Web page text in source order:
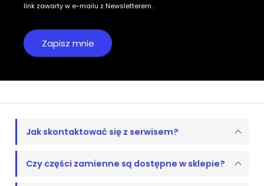
link zawarty w e-mailu z Newsletterem.
Jak skontaktować się z serwisem?
Czy części zamienne są dostępne w sklepie?